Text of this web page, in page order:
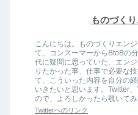
ものづく
こんにちは。ものづくりエン
て、コンスーマーからBtoBの
代に疑問に思っていた、エン
りたかった事、仕事で必要な
て、こういった内容を自分の
いきたいと思います。Twitter
ので、よろしかったら覗いて
Twitterへのリンク